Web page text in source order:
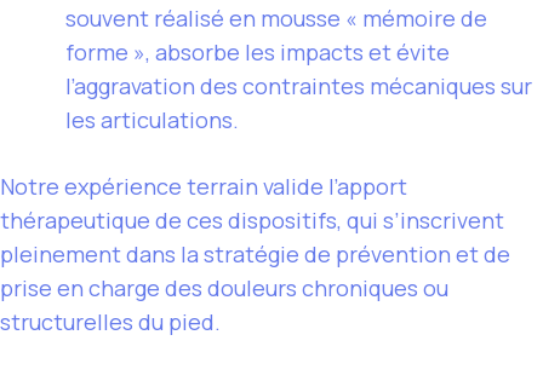
souvent réalisé en mousse « mémoire de
forme », absorbe les impacts et évite
l’aggravation des contraintes mécaniques sur
les articulations.
Notre expérience terrain valide l’apport
thérapeutique de ces dispositifs, qui s’inscrivent
pleinement dans la stratégie de prévention et de
prise en charge des douleurs chroniques ou
structurelles du pied.